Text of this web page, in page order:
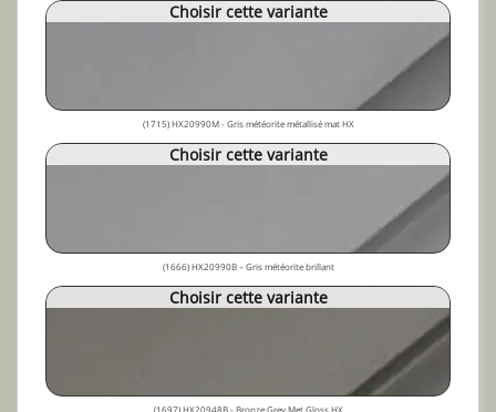
Choisir cette variante
(1715) HX20990M - Gris météorite métallisé mat HX
Choisir cette variante
(1666) HX20990B – Gris météorite brillant
Choisir cette variante